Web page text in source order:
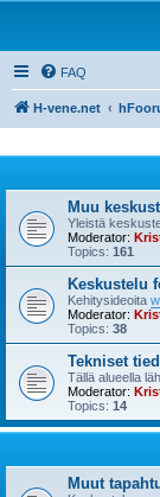
FAQ
H-vene.net
Muu
Yleistä
Moderator:
Topics: 161
Keskustelu
Kehitysideoita
Moderator:
Topics: 38
Tekniset
Tällä alueella
Moderator:
Topics: 14
Muut